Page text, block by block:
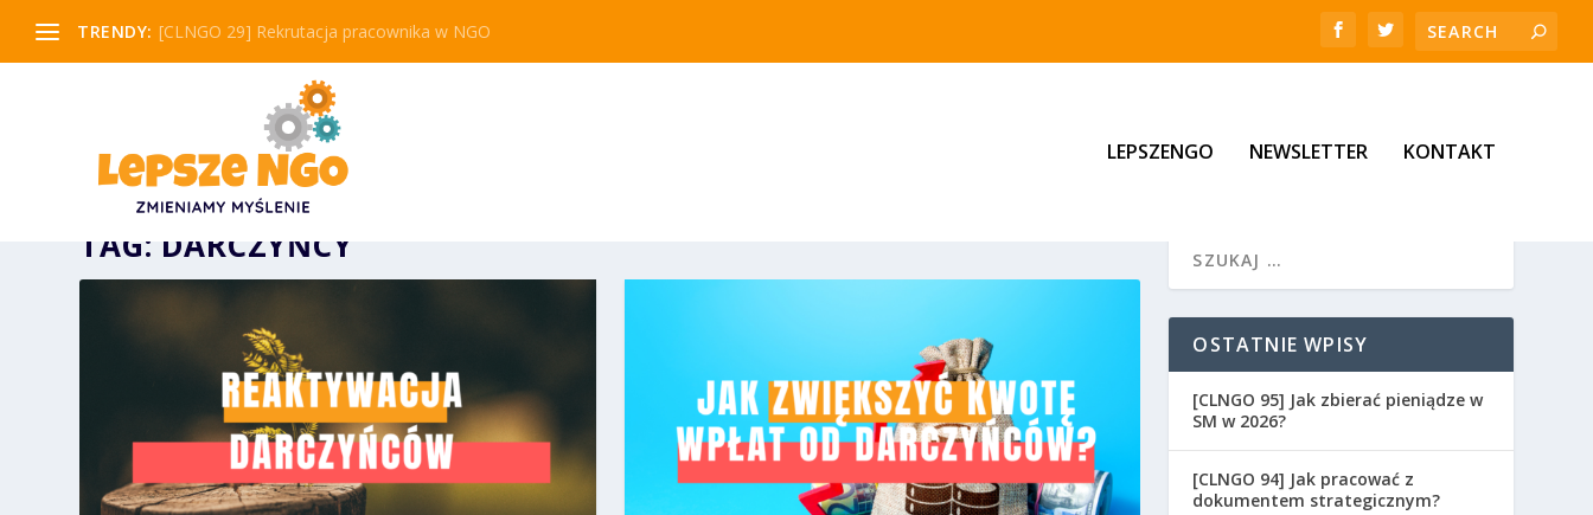
TRENDY: [CLNGO 29] Rekrutacja pracownika w NGO
LEPSZENGO NEWSLETTER KONTAKT
TAG: DARCZYŃCY
OSTATNIE WPISY
[CLNGO 95] Jak zbierać pieniądze w
SM w 2026?
[CLNGO 94] Jak pracować z
dokumentem strategicznym?